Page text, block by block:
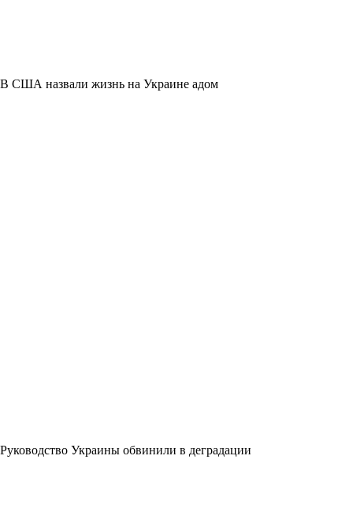
В США назвали жизнь на Украине адом
Руководство Украины обвинили в деградации